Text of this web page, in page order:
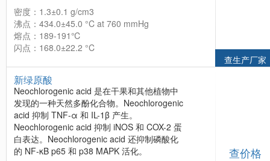
密度：1.3±0.1 g/cm3
沸点：434.0±45.0 °C at 760 mmHg
熔点：189-191℃
闪点：168.0±22.2 °C
查生产厂家
新绿原酸
Neochlorogenic acid 是在干果和其他植物中
发现的一种天然多酚化合物。Neochlorogenic
acid 抑制 TNF-α 和 IL-1β 产生。
Neochlorogenic acid 抑制 iNOS 和 COX-2 蛋
白表达。Neochlorogenic acid 还抑制磷酸化
的 NF-κB p65 和 p38 MAPK 活化。
查价格